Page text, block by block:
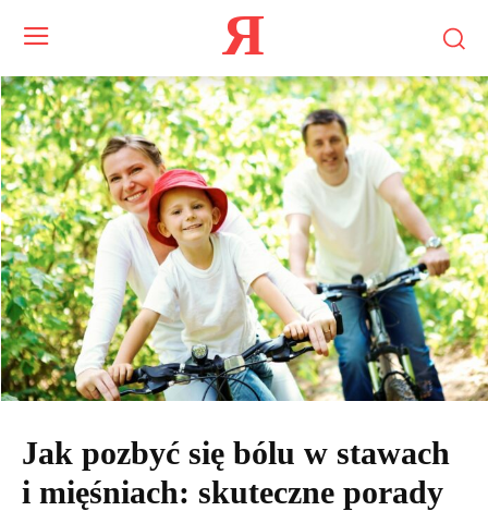
Я
Jak pozbyć się bólu w stawach
i mięśniach: skuteczne porady